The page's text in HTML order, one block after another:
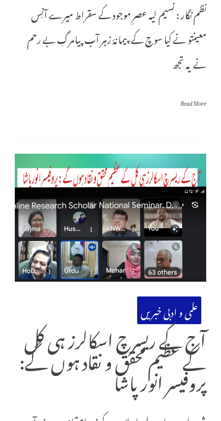
نظم نگار : نسیم لیہ عصرِ موجود کے سقراط میرے آنِس
معینتو نے کیا سوچ کے پیمانۂ زہر آب پیامرگِ بے رحم
نے یہ تجھ
Read More
علمی و ادبی خبریں
آج کے ریسرچ اسکالرز ہی کل
کے عظیم محقق و نقاد ہوں گے:
پروفیسر انور پاشا